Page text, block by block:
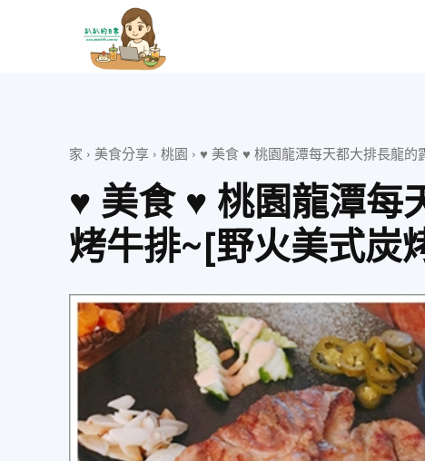
日
常
家 美食分享 桃園 ♥ 美食 ♥ 桃園龍潭每天都大排長龍的
♥ 美食 ♥ 桃園龍潭每
烤牛排~[野火美式炭